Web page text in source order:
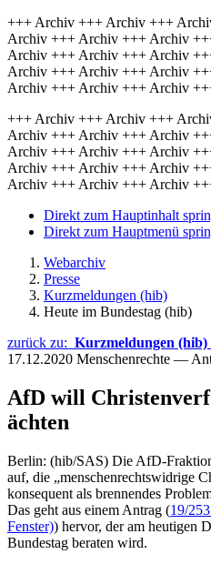
+++ Archiv +++ Archiv +++
Archiv +++ Archiv +++ Archiv
Archiv +++ Archiv +++ Archiv
Archiv +++ Archiv +++ Archiv
Archiv +++ Archiv +++ Archiv
+++ Archiv +++ Archiv +++
Archiv +++ Archiv +++ Archiv
Archiv +++ Archiv +++ Archiv
Archiv +++ Archiv +++ Archiv
Archiv +++ Archiv +++ Archiv
Direkt zum Hauptinhalt
Direkt zum Hauptmenü
Webarchiv
Presse
Kurzmeldungen (hib)
Heute im Bundestag (hib)
zurück zu: Kurzmeldungen (hib)
17.12.2020 Menschenrechte —
AfD will
ächten
Berlin: (hib/SAS) Die AfD-
auf, die „menschenrechtswidrige
konsequent als brennendes
Das geht aus einem Antrag (19/
Fenster)) hervor, der am heutigen
Bundestag beraten wird.